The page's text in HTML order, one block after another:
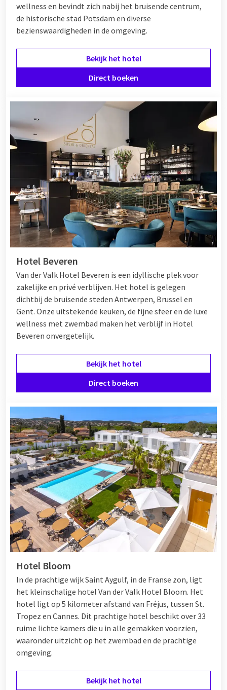
wellness en bevindt zich nabij het bruisende centrum,
de historische stad Potsdam en diverse
bezienswaardigheden in de omgeving.
Bekijk het hotel
Direct boeken
Hotel Beveren
Van der Valk Hotel Beveren is een idyllische plek voor
zakelijke en privé verblijven. Het hotel is gelegen
dichtbij de bruisende steden Antwerpen, Brussel en
Gent. Onze uitstekende keuken, de fijne sfeer en de luxe
wellness met zwembad maken het verblijf in Hotel
Beveren onvergetelijk.
Bekijk het hotel
Direct boeken
Hotel Bloom
In de prachtige wijk Saint Aygulf, in de Franse zon, ligt
het kleinschalige hotel Van der Valk Hotel Bloom. Het
hotel ligt op 5 kilometer afstand van Fréjus, tussen St.
Tropez en Cannes. Dit prachtige hotel beschikt over 33
ruime lichte kamers die u in alle gemakken voorzien,
waaronder uitzicht op het zwembad en de prachtige
omgeving.
Bekijk het hotel